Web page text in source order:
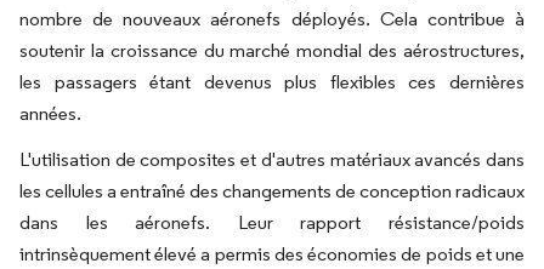
nombre de nouveaux aéronefs déployés. Cela contribue à
soutenir la croissance du marché mondial des aérostructures,
les passagers étant devenus plus flexibles ces dernières
années.
L'utilisation de composites et d'autres matériaux avancés dans
les cellules a entraîné des changements de conception radicaux
dans les aéronefs. Leur rapport résistance/poids
intrinsèquement élevé a permis des économies de poids et une